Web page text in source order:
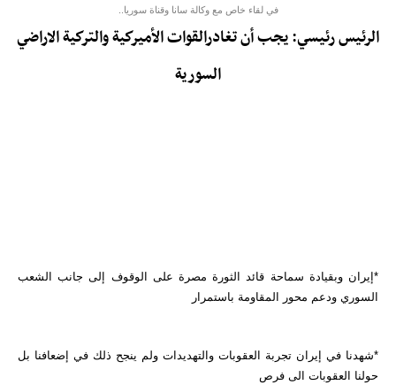
في لقاء خاص مع وكالة سانا وقناة سوريا..
الرئيس رئيسي: يجب أن تغادرالقوات الأميركية والتركية الاراضي
السورية
*إيران وبقيادة سماحة قائد الثورة مصرة على الوقوف إلى جانب الشعب
السوري ودعم محور المقاومة باستمرار
*شهدنا في إيران تجربة العقوبات والتهديدات ولم ينجح ذلك في إضعافنا بل
حولنا العقوبات الى فرص